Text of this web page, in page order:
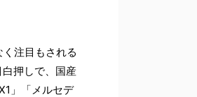
注目もされる
押しで、国産
」「メルセデ